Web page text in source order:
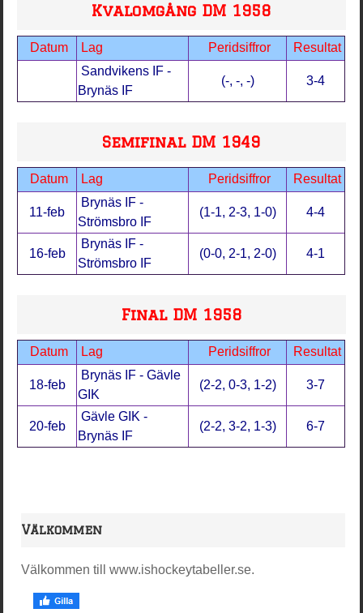
Kvalomgång DM 1958
Datum Lag Peridsiffror
Resultat
Sandvikens IF -
Brynäs IF
(-, -, -) 3-4
Semifinal DM 1949
Datum Lag Peridsiffror Resultat
11-feb
Brynäs IF -
Strömsbro IF
(1-1, 2-3, 1-0) 4-4
16-feb
Brynäs IF -
Strömsbro IF
(0-0, 2-1, 2-0) 4-1
Final DM 1958
Datum Lag Peridsiffror Resultat
18-feb
Brynäs IF - Gävle
GIK
(2-2, 0-3, 1-2) 3-7
20-feb
Gävle GIK -
Brynäs IF
(2-2, 3-2, 1-3) 6-7
Välkommen
Välkommen till www.ishockeytabeller.se.